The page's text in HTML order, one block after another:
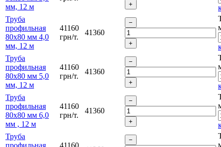
мм, 12 м
Труба
профильная
80х80 мм 4,0
мм, 12 м
41160
грн/т.
41360
Труба
профильная
80х80 мм 5,0
мм, 12 м
41160
грн/т.
41360
Труба
профильная
80х80 мм 6,0
мм , 12 м
41160
грн/т.
41360
Труба
профильная
41160